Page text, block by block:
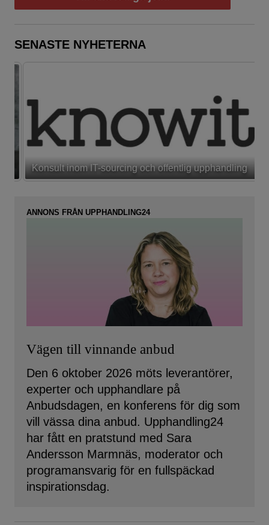
SENASTE NYHETERNA
Konsult inom IT-sourcing och offentlig upphandling
ANNONS FRÅN UPPHANDLING24
Vägen till vinnande anbud
Den 6 oktober 2026 möts leverantörer,
experter och upphandlare på
Anbudsdagen, en konferens för dig som
vill vässa dina anbud. Upphandling24
har fått en pratstund med Sara
Andersson Marmnäs, moderator och
programansvarig för en fullspäckad
inspirationsdag.